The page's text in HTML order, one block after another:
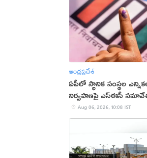
ఆంధ్రప్రదేశ్
ఏపీలో స్థానిక సంస్థల
నిర్వహణపై ఎస్‌ఈసీ
Aug 06, 2026, 10:08 IST